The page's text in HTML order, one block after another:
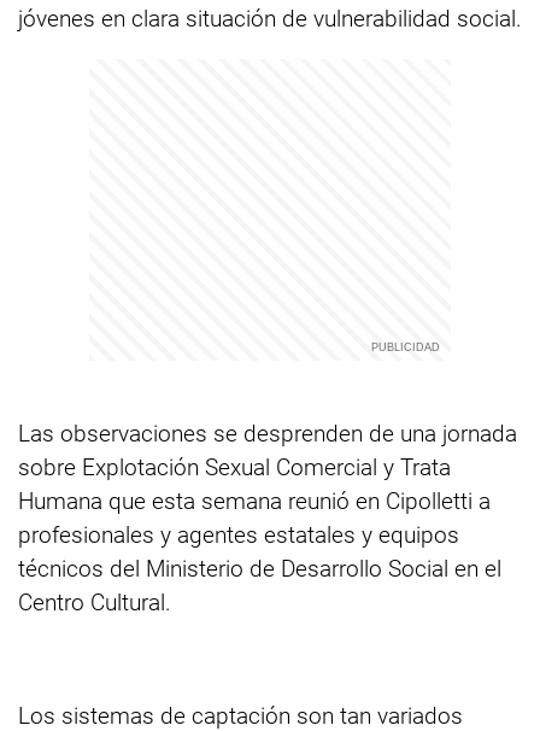
jóvenes en clara situación de vulnerabilidad social.
Las observaciones se desprenden de una jornada
sobre Explotación Sexual Comercial y Trata
Humana que esta semana reunió en Cipolletti a
profesionales y agentes estatales y equipos
técnicos del Ministerio de Desarrollo Social en el
Centro Cultural.
Los sistemas de captación son tan variados